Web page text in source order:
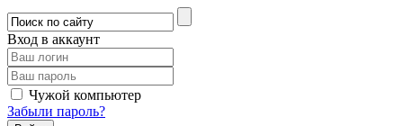
Вход в аккаунт
Чужой компьютер
Забыли пароль?